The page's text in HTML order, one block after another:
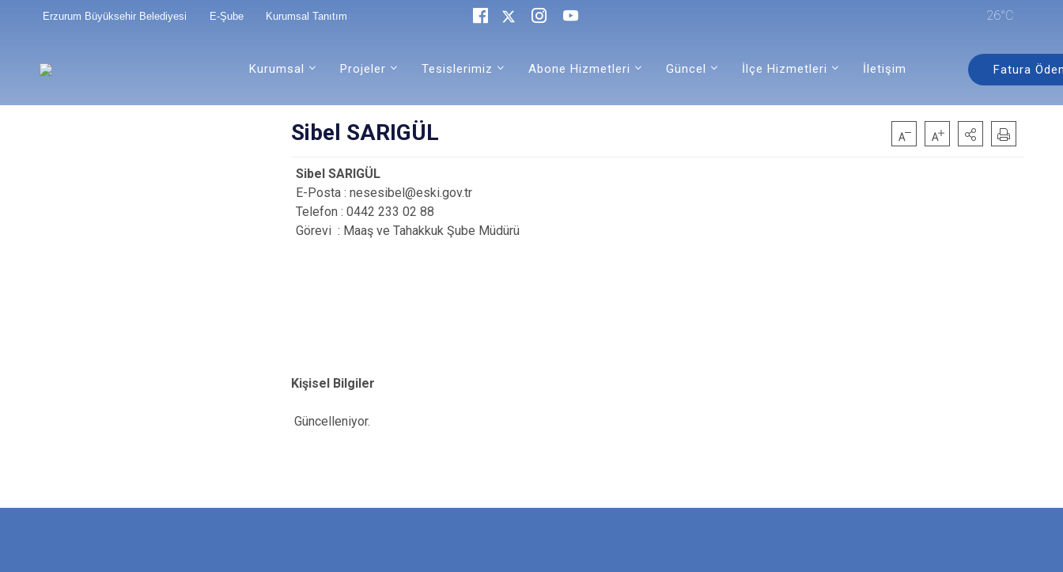
Erzurum Büyüksehir Belediyesi E-Şube Kurumsal Tanıtım 26°C
Kurumsal Projeler Tesislerimiz Abone Hizmetleri Güncel İlçe Hizmetleri İletişim Fatura
Sibel SARIGÜL
Sibel SARIGÜL
E-Posta : nesesibel@eski.gov.tr
Telefon : 0442 233 02 88
Görevi : Maaş ve Tahakkuk Şube Müdürü
Kişisel Bilgiler
Güncelleniyor.